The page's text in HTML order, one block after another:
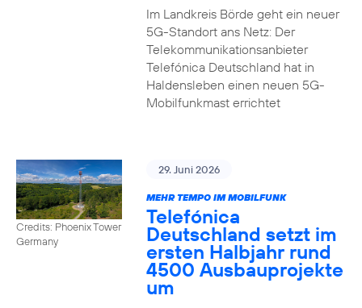
Im Landkreis Börde geht ein neuer
5G-Standort ans Netz: Der
Telekommunikationsanbieter
Telefónica Deutschland hat in
Haldensleben einen neuen 5G-
Mobilfunkmast errichtet
Credits: Phoenix Tower
Germany
29. Juni 2026
MEHR TEMPO IM MOBILFUNK
Telefónica
Deutschland setzt im
ersten Halbjahr rund
4500 Ausbauprojekte
um